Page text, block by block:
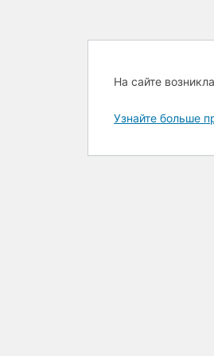
На сайте
Узнайте больше